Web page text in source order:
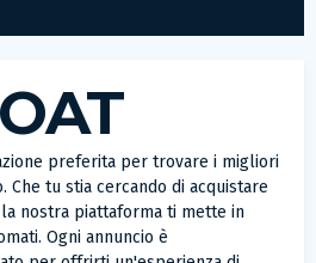
preferita per trovare i migliori
Che tu stia cercando di acquistare
nostra piattaforma ti mette in
Ogni annuncio è